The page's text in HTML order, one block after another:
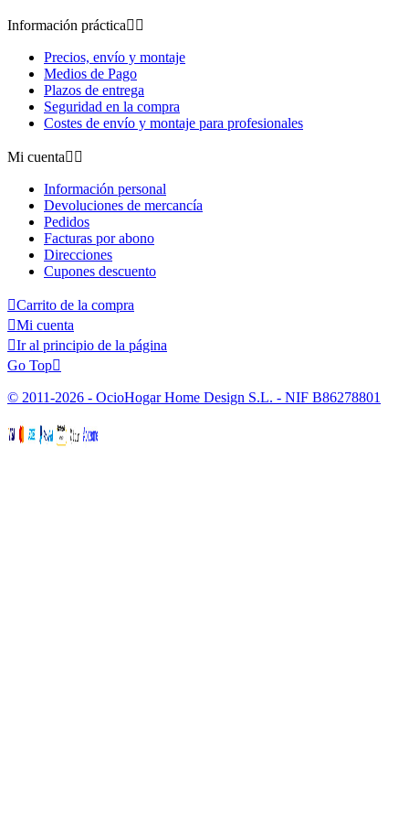
Información práctica 
Precios, envío y montaje
Medios de Pago
Plazos de entrega
Seguridad en la compra
Costes de envío y montaje para profesionales
Mi cuenta 
Información personal
Devoluciones de mercancía
Pedidos
Facturas por abono
Direcciones
Cupones descuento
Carrito de la compra
Mi cuenta
Ir al principio de la página
Go Top
© 2011-2026 - OcioHogar Home Design S.L. - NIF B86278801